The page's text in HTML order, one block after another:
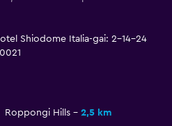
Shiodome Italia-gai: 2-14-24
Roppongi Hills 2,5 km